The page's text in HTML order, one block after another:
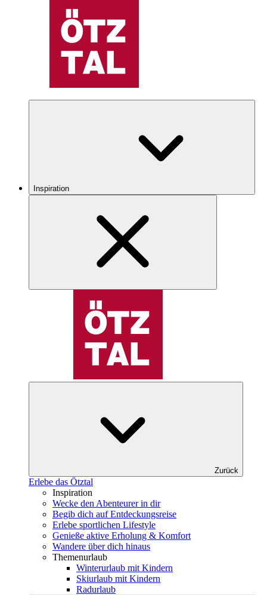
Inspiration
Zurück
Erlebe das Ötztal
Inspiration
Wecke den Abenteurer in dir
Begib dich auf Entdeckungsreise
Erlebe sportlichen Lifestyle
Genieße aktive Erholung & Komfort
Wandere über dich hinaus
Themenurlaub
Winterurlaub mit Kindern
Skiurlaub mit Kindern
Radurlaub